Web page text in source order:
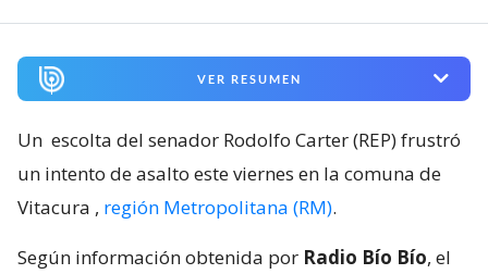
VER RESUMEN
Un escolta del senador Rodolfo Carter (REP) frustró
un intento de asalto este viernes en la comuna de
Vitacura , región Metropolitana (RM).
Según información obtenida por Radio Bío Bío, el